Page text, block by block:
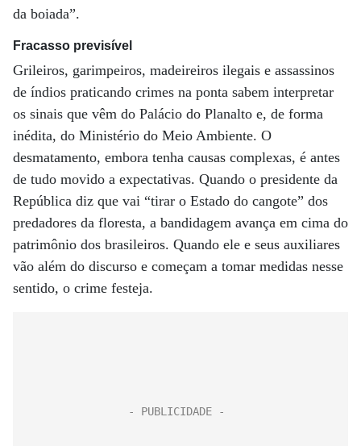
da boiada”.
Fracasso previsível
Grileiros, garimpeiros, madeireiros ilegais e assassinos
de índios praticando crimes na ponta sabem interpretar
os sinais que vêm do Palácio do Planalto e, de forma
inédita, do Ministério do Meio Ambiente. O
desmatamento, embora tenha causas complexas, é antes
de tudo movido a expectativas. Quando o presidente da
República diz que vai “tirar o Estado do cangote” dos
predadores da floresta, a bandidagem avança em cima do
patrimônio dos brasileiros. Quando ele e seus auxiliares
vão além do discurso e começam a tomar medidas nesse
sentido, o crime festeja.